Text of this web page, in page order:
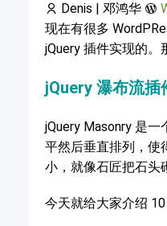
Denis | 邓鸿华
现在有很多
jQuery 插件实现的。
jQuery 瀑布流
jQuery Masonry 是
平然后垂直排列，使
小，就像石匠把石头
今天就给大家介绍